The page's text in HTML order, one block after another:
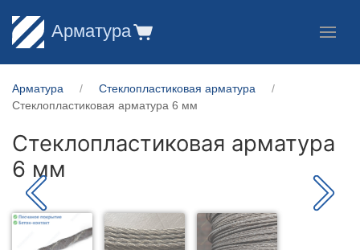
Арматура
Арматура
Стеклопластиковая арматура
Стеклопластиковая арматура 6 мм
Стеклопластиковая арматура
6 мм